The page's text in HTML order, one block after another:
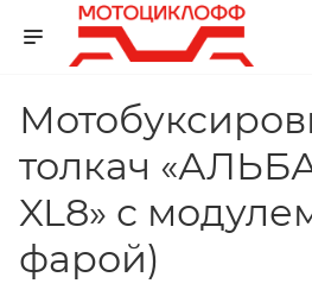
толкач
XL8» с
фарой)